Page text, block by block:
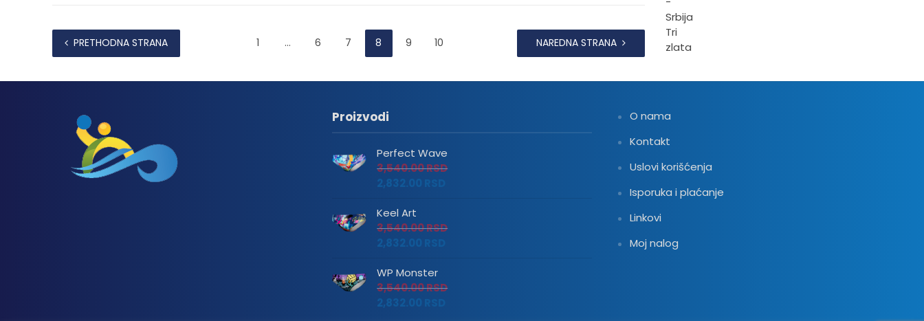
PRETHODNA STRANA 1 … 6 7 8 9 10 NAREDNA STRANA
Proizvodi
Perfect Wave
3,540.00RSD
2,832.00
Keel Art
3,540.00RSD
2,832.00
WP Monster
3,540.00RSD
2,832.00
O nama
Kontakt
Uslovi korišćenja
Isporuka i plaćanje
Linkovi
Moj nalog